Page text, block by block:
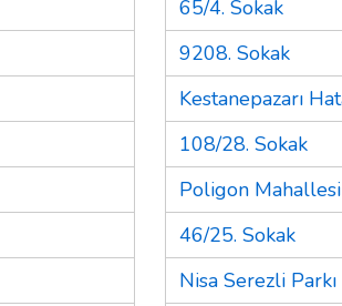
65/4. Sokak
9208. Sokak
Kestanepazarı
108/28. Sokak
Poligon Mahallesi
46/25. Sokak
Nisa Serezli Parkı